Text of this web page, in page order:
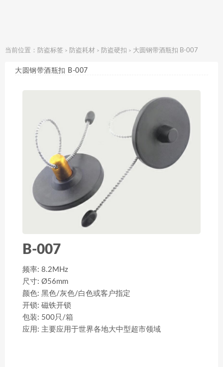
当前位置： 防盗标签 > 防盗耗材 > 防盗硬扣 > 大圆钢带酒瓶扣 B-007
大圆钢带酒瓶扣 B-007
B-007
频率: 8.2MHz
尺寸: Ø56mm
颜色: 黑色/灰色/白色或客户指定
开锁: 磁铁开锁
包装: 500只/箱
应用: 主要应用于世界各地大中型超市领域